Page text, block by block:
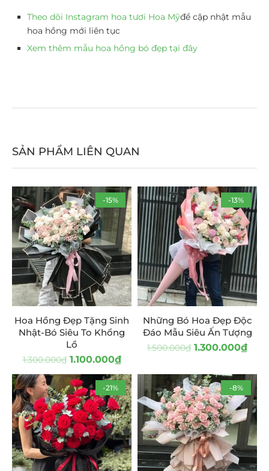
Theo dõi Instagram hoa tươi Hoa Mỹđể cập nhật mẫu
hoa hồng mới liên tục
Xem thêm mẫu hoa hồng bó đẹp tại đây
SẢN PHẨM LIÊN QUAN
-15%
Hoa Hồng Đẹp Tặng Sinh
Nhật-Bó Siêu To Khổng
Lồ
1.300.000₫ 1.100.000₫
-13%
Những Bó Hoa Đẹp Độc
Đáo Mẫu Siêu Ấn Tượng
1.500.000₫ 1.300.000₫
-21% -8%